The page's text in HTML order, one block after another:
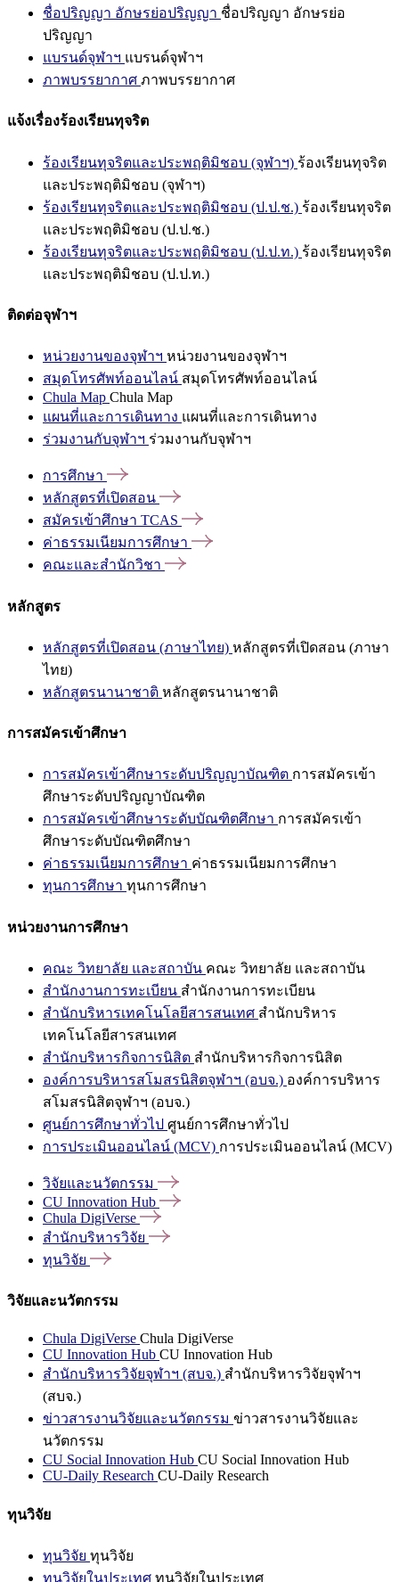
ชื่อปริญญา อักษรย่อปริญญา ชื่อปริญญา อักษรย่อ
ปริญญา
แบรนด์จุฬาฯ แบรนด์จุฬาฯ
ภาพบรรยากาศ ภาพบรรยากาศ
แจ้งเรื่องร้องเรียนทุจริต
ร้องเรียนทุจริตและประพฤติมิชอบ (จุฬาฯ) ร้องเรียนทุจริต
และประพฤติมิชอบ (จุฬาฯ)
ร้องเรียนทุจริตและประพฤติมิชอบ (ป.ป.ช.) ร้องเรียนทุจริต
และประพฤติมิชอบ (ป.ป.ช.)
ร้องเรียนทุจริตและประพฤติมิชอบ (ป.ป.ท.) ร้องเรียนทุจริต
และประพฤติมิชอบ (ป.ป.ท.)
ติดต่อจุฬาฯ
หน่วยงานของจุฬาฯ หน่วยงานของจุฬาฯ
สมุดโทรศัพท์ออนไลน์ สมุดโทรศัพท์ออนไลน์
Chula Map Chula Map
แผนที่และการเดินทาง แผนที่และการเดินทาง
ร่วมงานกับจุฬาฯ ร่วมงานกับจุฬาฯ
การศึกษา
หลักสูตรที่เปิดสอน
สมัครเข้าศึกษา TCAS
ค่าธรรมเนียมการศึกษา
คณะและสำนักวิชา
หลักสูตร
หลักสูตรที่เปิดสอน (ภาษาไทย) หลักสูตรที่เปิดสอน (ภาษา
ไทย)
หลักสูตรนานาชาติ หลักสูตรนานาชาติ
การสมัครเข้าศึกษา
การสมัครเข้าศึกษาระดับปริญญาบัณฑิต การสมัครเข้า
ศึกษาระดับปริญญาบัณฑิต
การสมัครเข้าศึกษาระดับบัณฑิตศึกษา การสมัครเข้า
ศึกษาระดับบัณฑิตศึกษา
ค่าธรรมเนียมการศึกษา ค่าธรรมเนียมการศึกษา
ทุนการศึกษา ทุนการศึกษา
หน่วยงานการศึกษา
คณะ วิทยาลัย และสถาบัน คณะ วิทยาลัย และสถาบัน
สำนักงานการทะเบียน สำนักงานการทะเบียน
สำนักบริหารเทคโนโลยีสารสนเทศ สำนักบริหาร
เทคโนโลยีสารสนเทศ
สำนักบริหารกิจการนิสิต สำนักบริหารกิจการนิสิต
องค์การบริหารสโมสรนิสิตจุฬาฯ (อบจ.) องค์การบริหาร
สโมสรนิสิตจุฬาฯ (อบจ.)
ศูนย์การศึกษาทั่วไป ศูนย์การศึกษาทั่วไป
การประเมินออนไลน์ (MCV) การประเมินออนไลน์ (MCV)
วิจัยและนวัตกรรม
CU Innovation Hub
Chula DigiVerse
สำนักบริหารวิจัย
ทุนวิจัย
วิจัยและนวัตกรรม
Chula DigiVerse Chula DigiVerse
CU Innovation Hub CU Innovation Hub
สำนักบริหารวิจัยจุฬาฯ (สบจ.) สำนักบริหารวิจัยจุฬาฯ
(สบจ.)
ข่าวสารงานวิจัยและนวัตกรรม ข่าวสารงานวิจัยและ
นวัตกรรม
CU Social Innovation Hub CU Social Innovation Hub
CU-Daily Research CU-Daily Research
ทุนวิจัย
ทุนวิจัย ทุนวิจัย
ทุนวิจัยในประเทศ ทุนวิจัยในประเทศ